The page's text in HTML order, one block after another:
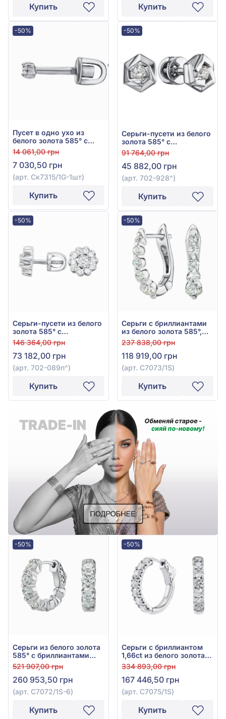
Купить Купить
-50%
Пусет в одно ухо из
белого золота 585° с
бриллиантом 0,05ct, арт.
Ск7315/1G-1шт
14 061,00 грн
7 030,50 грн
(арт. Ск7315/1G-1шт)
Купить
-50%
Серьги-пусети из белого
золота 585° с
бриллиантом 0,145ct,
арт. 702-928
91 764,00 грн
45 882,00 грн
(арт. 702-928^)
Купить
-50%
Серьги-пусети из белого
золота 585° с
бриллиантом 0,43ct, арт.
702-089п
146 364,00 грн
73 182,00 грн
(арт. 702-089п^)
Купить
-50%
Серьги с бриллиантами
из белого золота 585°,
бриллиант 0,97ct, арт.
С7073/1S
237 838,00 грн
118 919,00 грн
(арт. С7073/1S)
Купить
-50%
Серьги из белого золота
585° с бриллиантами
2,54ct, арт. С7072/1S-6
521 907,00 грн
260 953,50 грн
(арт. С7072/1S-6)
Купить
-50%
Серьги с бриллиантом
1,66ct из белого золота
585°, арт. С7075/1S
334 893,00 грн
167 446,50 грн
(арт. С7075/1S)
Купить